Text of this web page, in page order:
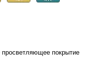
просветляющее покрытие